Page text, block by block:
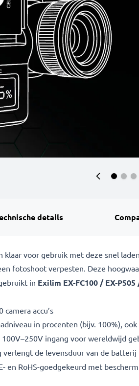
details
voor gebruik met deze snel
fotoshoot verpesten. Deze
in Exilim EX-FC100 / EX-P505
accu’s
in procenten (bijv. 100%),
100V–250V ingang voor wereldwijd
verlengt de levensduur van de batterij
en RoHS-goedgekeurd met